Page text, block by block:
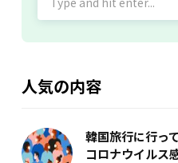
人気の内容
韓国旅行に行っ
コロナウイルス